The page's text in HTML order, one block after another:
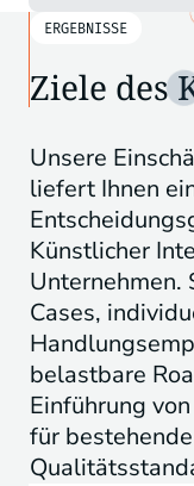
ERGEBNISSE
Ziele des
Unsere
liefert Ihnen
Künstlicher
Unternehmen.
Cases,
belastbare
Einführung
für